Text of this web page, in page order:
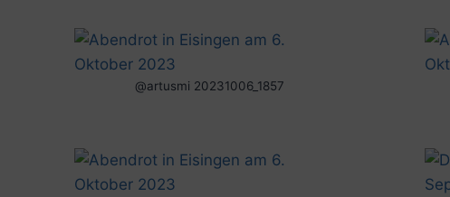
@artusmi 20231006_1857